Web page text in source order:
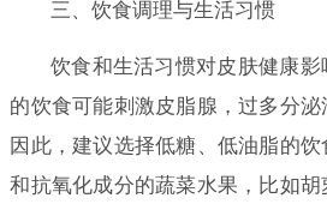
三、饮食调理与生活习惯
饮食和生活习惯对皮肤健康
的饮食可能刺激皮脂腺，过多分泌
因此，建议选择低糖、低油脂的
和抗氧化成分的蔬菜水果，比如胡